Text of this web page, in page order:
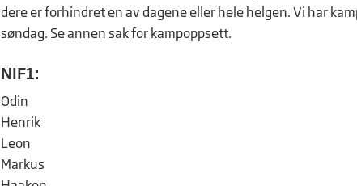
dere er forhindret en av dagene eller hele helgen. Vi har
søndag. Se annen sak for kampoppsett.
NIF1:
Odin
Henrik
Leon
Markus